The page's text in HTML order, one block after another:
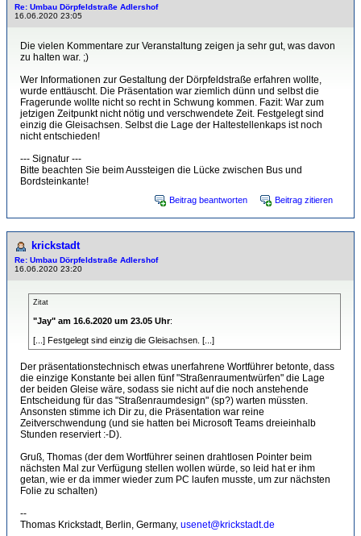
Re: Umbau Dörpfeldstraße Adlershof
16.06.2020 23:05
Die vielen Kommentare zur Veranstaltung zeigen ja sehr gut, was davon
zu halten war. ;)
Wer Informationen zur Gestaltung der Dörpfeldstraße erfahren wollte,
wurde enttäuscht. Die Präsentation war ziemlich dünn und selbst die
Fragerunde wollte nicht so recht in Schwung kommen. Fazit: War zum
jetzigen Zeitpunkt nicht nötig und verschwendete Zeit. Festgelegt sind
einzig die Gleisachsen. Selbst die Lage der Haltestellenkaps ist noch
nicht entschieden!
--- Signatur ---
Bitte beachten Sie beim Aussteigen die Lücke zwischen Bus und
Bordsteinkante!
Beitrag beantworten Beitrag zitieren
krickstadt
Re: Umbau Dörpfeldstraße Adlershof
16.06.2020 23:20
Zitat
"Jay" am 16.6.2020 um 23.05 Uhr:
[...] Festgelegt sind einzig die Gleisachsen. [...]
Der präsentationstechnisch etwas unerfahrene Wortführer betonte, dass
die einzige Konstante bei allen fünf "Straßenraumentwürfen" die Lage
der beiden Gleise wäre, sodass sie nicht auf die noch anstehende
Entscheidung für das "Straßenraumdesign" (sp?) warten müssten.
Ansonsten stimme ich Dir zu, die Präsentation war reine
Zeitverschwendung (und sie hatten bei Microsoft Teams dreieinhalb
Stunden reserviert :-D).
Gruß, Thomas (der dem Wortführer seinen drahtlosen Pointer beim
nächsten Mal zur Verfügung stellen wollen würde, so leid hat er ihm
getan, wie er da immer wieder zum PC laufen musste, um zur nächsten
Folie zu schalten)
--
Thomas Krickstadt, Berlin, Germany, usenet@krickstadt.de